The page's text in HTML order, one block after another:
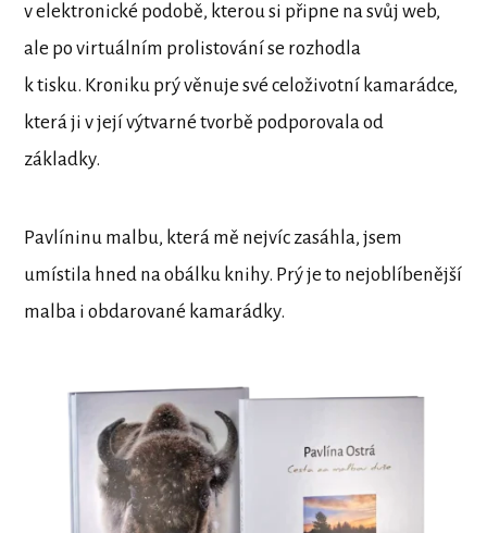
v elektronické podobě, kterou si připne na svůj web,
ale po virtuálním prolistování se rozhodla
k tisku. Kroniku prý věnuje své celoživotní kamarádce,
která ji v její výtvarné tvorbě podporovala od
základky.
Pavlíninu malbu, která mě nejvíc zasáhla, jsem
umístila hned na obálku knihy. Prý je to nejoblíbenější
malba i obdarované kamarádky.